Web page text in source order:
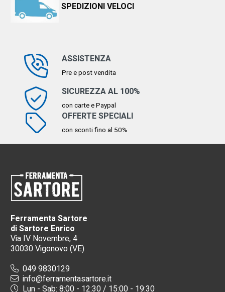
SPEDIZIONI VELOCI
ASSISTENZA
Pre e post vendita
SICUREZZA AL 100%
con carte e Paypal
OFFERTE SPECIALI
con sconti fino al 50%
Ferramenta Sartore
di Sartore Enrico
Via IV Novembre, 4
30030 Vigonovo (VE)
049 9830129
info@ferramentasartore.it
Lun - Sab: 8:00 - 12:30 / 15:00 - 19:30